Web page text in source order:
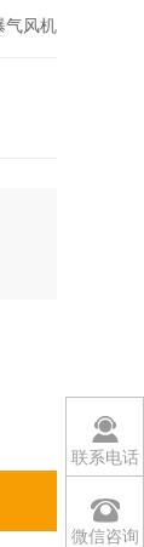
气风机
污
联系电话
微信咨询